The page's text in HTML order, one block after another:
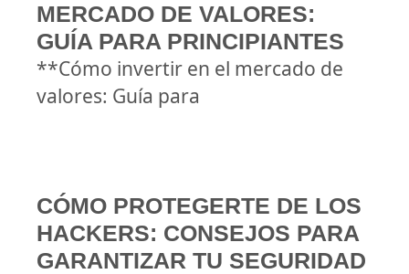
MERCADO DE VALORES:
GUÍA PARA PRINCIPIANTES
**Cómo invertir en el mercado de
valores: Guía para
CÓMO PROTEGERTE DE LOS
HACKERS: CONSEJOS PARA
GARANTIZAR TU SEGURIDAD